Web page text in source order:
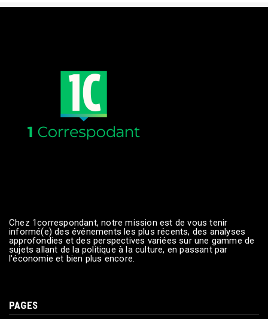
Chez 1correspondant, notre mission est de vous tenir
informé(e) des événements les plus récents, des analyses
approfondies et des perspectives variées sur une gamme de
sujets allant de la politique à la culture, en passant par
l'économie et bien plus encore.
PAGES